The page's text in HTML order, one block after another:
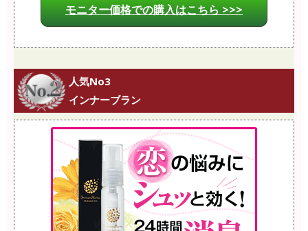
モニター価格での購入はこちら >>>
人気No3
インナーブラン